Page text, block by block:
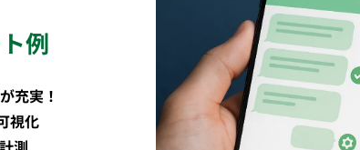
例
充実！
視化